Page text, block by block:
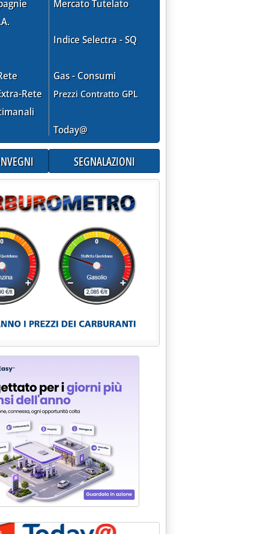
Rete
Mercato Tutelato
Indice Selectra - SQ
Gas - Consumi
Prezzi Contratto GPL
Today@
SEGNALAZIONI